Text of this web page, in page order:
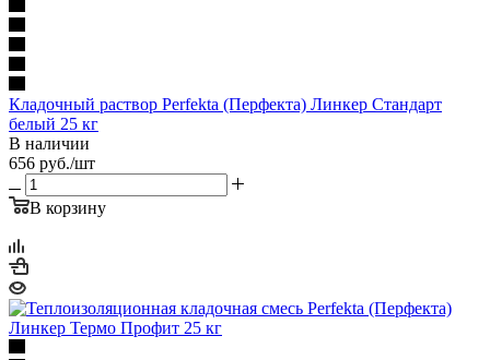
Кладочный раствор Perfekta (Перфекта) Линкер Стандарт
белый 25 кг
В наличии
656 руб./шт
В корзину